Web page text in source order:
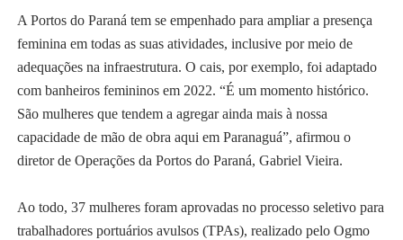
A Portos do Paraná tem se empenhado para ampliar a presença
feminina em todas as suas atividades, inclusive por meio de
adequações na infraestrutura. O cais, por exemplo, foi adaptado
com banheiros femininos em 2022. “É um momento histórico.
São mulheres que tendem a agregar ainda mais à nossa
capacidade de mão de obra aqui em Paranaguá”, afirmou o
diretor de Operações da Portos do Paraná, Gabriel Vieira.
Ao todo, 37 mulheres foram aprovadas no processo seletivo para
trabalhadores portuários avulsos (TPAs), realizado pelo Ogmo